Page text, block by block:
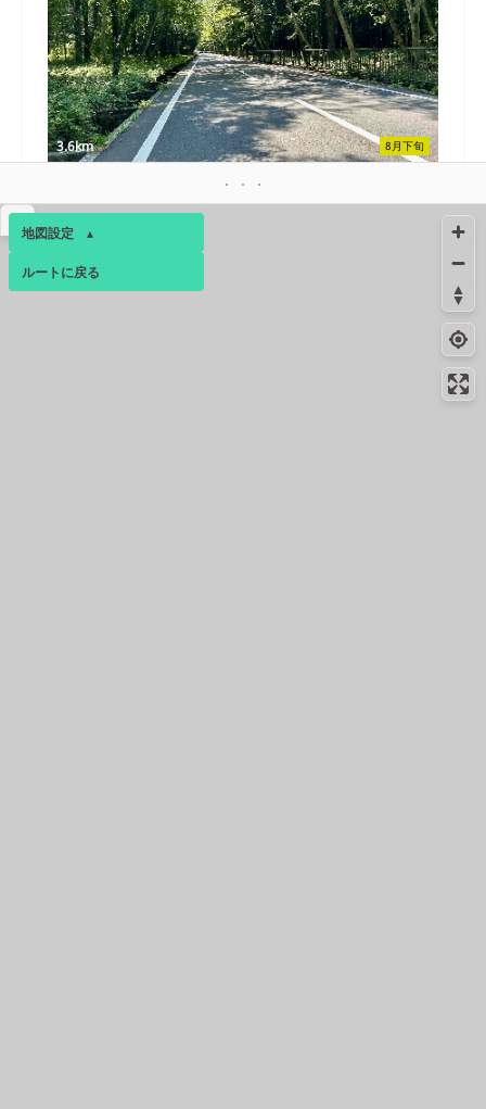
8月下旬
3.6km
地図設定 ▴
ベース ▴
ルートに戻る